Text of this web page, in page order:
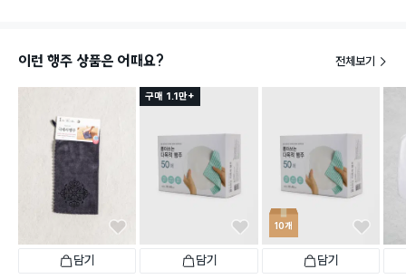
이런 행주 상품은 어때요? 전체보기
담기
구매 1.1만+
담기
10개
담기